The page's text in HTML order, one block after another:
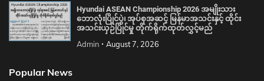
Hyundai ASEAN Championship 2026 အမျိုးသား
ဘောလုံးပြိုင်ပွဲ၊ အုပ်စုအဆင့် မြန်မာအသင်းနှင့် ထိုင်း
အသင်းယှဉ်ပြိုင်မှု တိုက်ရိုက်ထုတ်လွှင့်မည်
Admin August 7, 2026
Popular News